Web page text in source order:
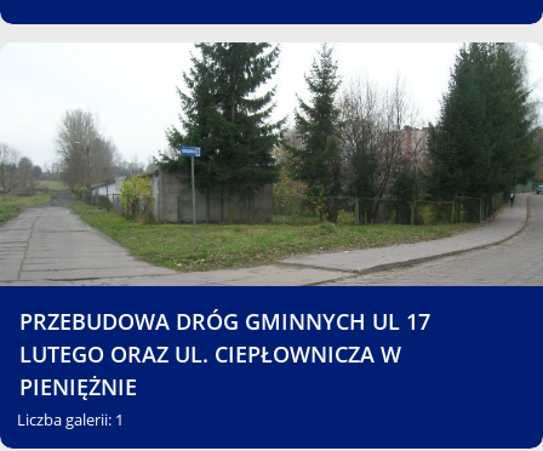
PRZEBUDOWA DRÓG GMINNYCH UL 17
LUTEGO ORAZ UL. CIEPŁOWNICZA W
PIENIĘŻNIE
Liczba galerii: 1